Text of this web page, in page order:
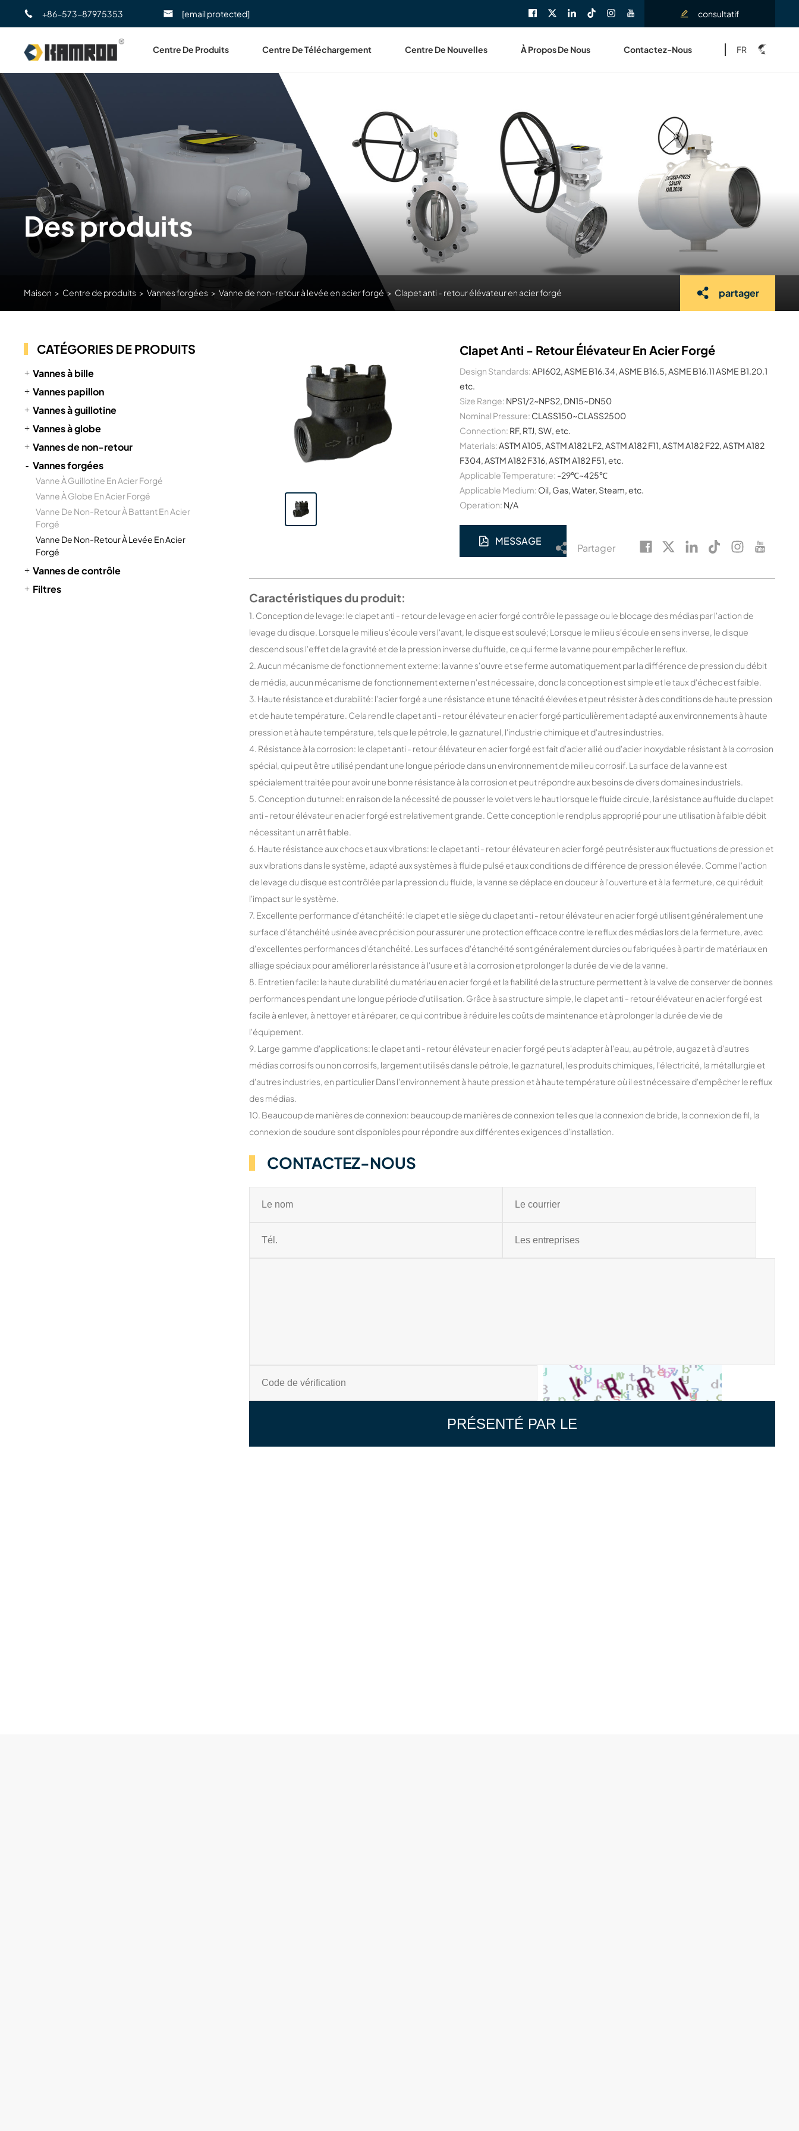
+86-573-87975353 [email protected] consultatif
Centre De Produits Centre De Téléchargement Centre De Nouvelles À Propos De Nous Contactez-Nous FR
Des produits
Maison > Centre de produits > Vannes forgées > Vanne de non-retour à levée en acier forgé > Clapet anti - retour élévateur en acier forgé partager
CATÉGORIES DE PRODUITS
Vannes à bille
Vannes papillon
Vannes à guillotine
Vannes à globe
Vannes de non-retour
Vannes forgées
Vanne À Guillotine En Acier Forgé
Vanne À Globe En Acier Forgé
Vanne De Non-Retour À Battant En Acier
Forgé
Vanne De Non-Retour À Levée En Acier
Forgé
Vannes de contrôle
Filtres
Clapet Anti - Retour Élévateur En Acier Forgé
Design Standards: API602, ASME B16.34, ASME B16.5, ASME B16.11 ASME B1.20.1
etc.
Size Range: NPS1/2~NPS2, DN15~DN50
Nominal Pressure: CLASS150~CLASS2500
Connection: RF, RTJ, SW, etc.
Materials: ASTM A105, ASTM A182 LF2, ASTM A182 F11, ASTM A182 F22, ASTM A182
F304, ASTM A182 F316, ASTM A182 F51, etc.
Applicable Temperature: -29℃~425℃
Applicable Medium: Oil, Gas, Water, Steam, etc.
Operation: N/A
MESSAGE
Partager
Caractéristiques du produit:
1. Conception de levage: le clapet anti - retour de levage en acier forgé contrôle le passage ou le blocage des médias par l'action de
levage du disque. Lorsque le milieu s'écoule vers l'avant, le disque est soulevé; Lorsque le milieu s'écoule en sens inverse, le disque
descend sous l'effet de la gravité et de la pression inverse du fluide, ce qui ferme la vanne pour empêcher le reflux.
2. Aucun mécanisme de fonctionnement externe: la vanne s'ouvre et se ferme automatiquement par la différence de pression du débit
de média, aucun mécanisme de fonctionnement externe n'est nécessaire, donc la conception est simple et le taux d'échec est faible.
3. Haute résistance et durabilité: l'acier forgé a une résistance et une ténacité élevées et peut résister à des conditions de haute pression
et de haute température. Cela rend le clapet anti - retour élévateur en acier forgé particulièrement adapté aux environnements à haute
pression et à haute température, tels que le pétrole, le gaz naturel, l'industrie chimique et d'autres industries.
4. Résistance à la corrosion: le clapet anti - retour élévateur en acier forgé est fait d'acier allié ou d'acier inoxydable résistant à la corrosion
spécial, qui peut être utilisé pendant une longue période dans un environnement de milieu corrosif. La surface de la vanne est
spécialement traitée pour avoir une bonne résistance à la corrosion et peut répondre aux besoins de divers domaines industriels.
5. Conception du tunnel: en raison de la nécessité de pousser le volet vers le haut lorsque le fluide circule, la résistance au fluide du clapet
anti - retour élévateur en acier forgé est relativement grande. Cette conception le rend plus approprié pour une utilisation à faible débit
nécessitant un arrêt fiable.
6. Haute résistance aux chocs et aux vibrations: le clapet anti - retour élévateur en acier forgé peut résister aux fluctuations de pression et
aux vibrations dans le système, adapté aux systèmes à fluide pulsé et aux conditions de différence de pression élevée. Comme l'action
de levage du disque est contrôlée par la pression du fluide, la vanne se déplace en douceur à l'ouverture et à la fermeture, ce qui réduit
l'impact sur le système.
7. Excellente performance d'étanchéité: le clapet et le siège du clapet anti - retour élévateur en acier forgé utilisent généralement une
surface d'étanchéité usinée avec précision pour assurer une protection efficace contre le reflux des médias lors de la fermeture, avec
d'excellentes performances d'étanchéité. Les surfaces d'étanchéité sont généralement durcies ou fabriquées à partir de matériaux en
alliage spéciaux pour améliorer la résistance à l'usure et à la corrosion et prolonger la durée de vie de la vanne.
8. Entretien facile: la haute durabilité du matériau en acier forgé et la fiabilité de la structure permettent à la valve de conserver de bonnes
performances pendant une longue période d'utilisation. Grâce à sa structure simple, le clapet anti - retour élévateur en acier forgé est
facile à enlever, à nettoyer et à réparer, ce qui contribue à réduire les coûts de maintenance et à prolonger la durée de vie de
l'équipement.
9. Large gamme d'applications: le clapet anti - retour élévateur en acier forgé peut s'adapter à l'eau, au pétrole, au gaz et à d'autres
médias corrosifs ou non corrosifs, largement utilisés dans le pétrole, le gaz naturel, les produits chimiques, l'électricité, la métallurgie et
d'autres industries, en particulier Dans l'environnement à haute pression et à haute température où il est nécessaire d'empêcher le reflux
des médias.
10. Beaucoup de manières de connexion: beaucoup de manières de connexion telles que la connexion de bride, la connexion de fil, la
connexion de soudure sont disponibles pour répondre aux différentes exigences d'installation.
CONTACTEZ-NOUS
PRÉSENTÉ PAR LE